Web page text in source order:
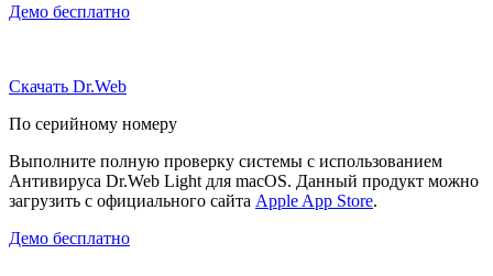
Демо бесплатно
Скачать Dr.Web
По серийному номеру
Выполните полную проверку системы с использованием
Антивируса Dr.Web Light для macOS. Данный продукт можно
загрузить с официального сайта Apple App Store.
Демо бесплатно